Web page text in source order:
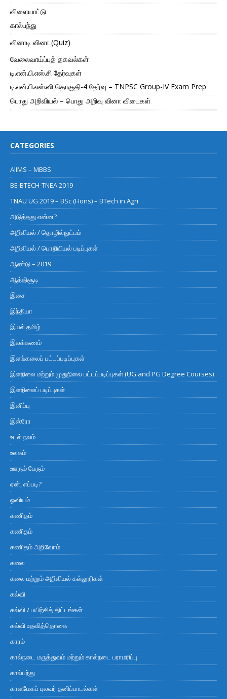
விளையாட்டு
கால்பந்து
வினாடி வினா (Quiz)
வேலைவாய்ப்புத் தகவல்கள்
டி.என்.பி.எஸ்.சி தேர்வுகள்
டி.என்.பி.எஸ்.ஸி தொகுதி-4 தேர்வு – TNPSC Group-IV Exam Prep
பொது அறிவியல் – பொது அறிவு வினா விடைகள்
CATEGORIES
AIIMS – MBBS
BE-BTECH-TNEA 2019
TNAU UG 2019 – BSc (Hons) – BTech in Agri
அடுத்தது என்ன?
அறிவியல் / தொழில்நுட்பம்
அறிவியல் / பொறியியல் படிப்புகள்
ஆண்டு – 2019
ஆத்திசூடி
இசை
இந்தியா
இயல் தமிழ்
இலக்கணம்
இளங்கலைப் பட்டப்படிப்புகள்
இளநிலை மற்றும் முதுநிலை பட்டப்படிப்புகள் (UG and PG Degree Courses)
இளநிலைப் படிப்புகள்
இனிப்பு
இஸ்ரோ
உடல் நலம்
உலகம்
ஊரும் பேரும்
ஏன், எப்படி?
ஓவியம்
கணிதம்
கணிதம்
கணிதம் அறிவோம்
கலை
கலை மற்றும் அறிவியல் கல்லூரிகள்
கல்வி
கல்வி / பயிற்சித் திட்டங்கள்
கல்வி உதவித்தொகை
காரம்
கால்நடை மருத்துவம் மற்றும் கால்நடை பராமரிப்பு
கால்பந்து
காளமேகப் புலவர் தனிப்பாடல்கள்